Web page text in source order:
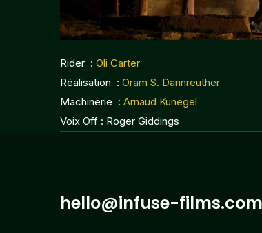
Rider : Oli Carter
Réalisation : Oram S. Dannreuther
Machinerie : Arnaud Kunegel
Voix Off : Roger Giddings
hello@infuse-films.com